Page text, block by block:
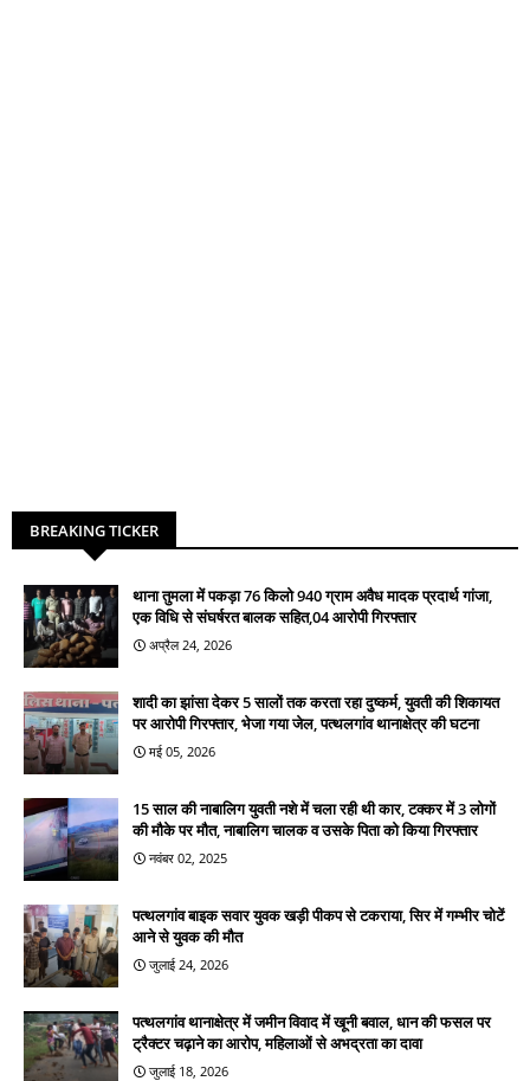
BREAKING TICKER
थाना तुमला में पकड़ा 76 किलो 940 ग्राम अवैध मादक प्रदार्थ गांजा,
एक विधि से संघर्षरत बालक सहित,04 आरोपी गिरफ्तार
अप्रैल 24, 2026
शादी का झांसा देकर 5 सालों तक करता रहा दुष्कर्म, युवती की शिकायत
पर आरोपी गिरफ्तार, भेजा गया जेल, पत्थलगांव थानाक्षेत्र की घटना
मई 05, 2026
15 साल की नाबालिग युवती नशे में चला रही थी कार, टक्कर में 3 लोगों
की मौके पर मौत, नाबालिग चालक व उसके पिता को किया गिरफ्तार
नवंबर 02, 2025
पत्थलगांव बाइक सवार युवक खड़ी पीकप से टकराया, सिर में गम्भीर चोटें
आने से युवक की मौत
जुलाई 24, 2026
पत्थलगांव थानाक्षेत्र में जमीन विवाद में खूनी बवाल, धान की फसल पर
ट्रैक्टर चढ़ाने का आरोप, महिलाओं से अभद्रता का दावा
जुलाई 18, 2026